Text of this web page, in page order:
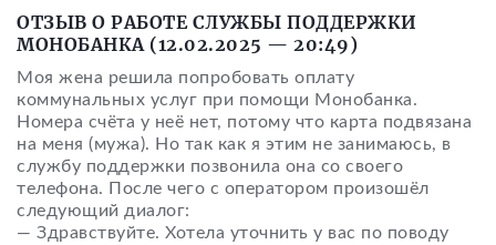
ОТЗЫВ О РАБОТЕ СЛУЖБЫ ПОДДЕРЖКИ
МОНОБАНКА (12.02.2025 — 20:49)
Моя жена решила попробовать оплату
коммунальных услуг при помощи Монобанка.
Номера счёта у неё нет, потому что карта подвязана
на меня (мужа). Но так как я этим не занимаюсь, в
службу поддержки позвонила она со своего
телефона. После чего с оператором произошёл
следующий диалог:
— Здравствуйте. Хотела уточнить у вас по поводу